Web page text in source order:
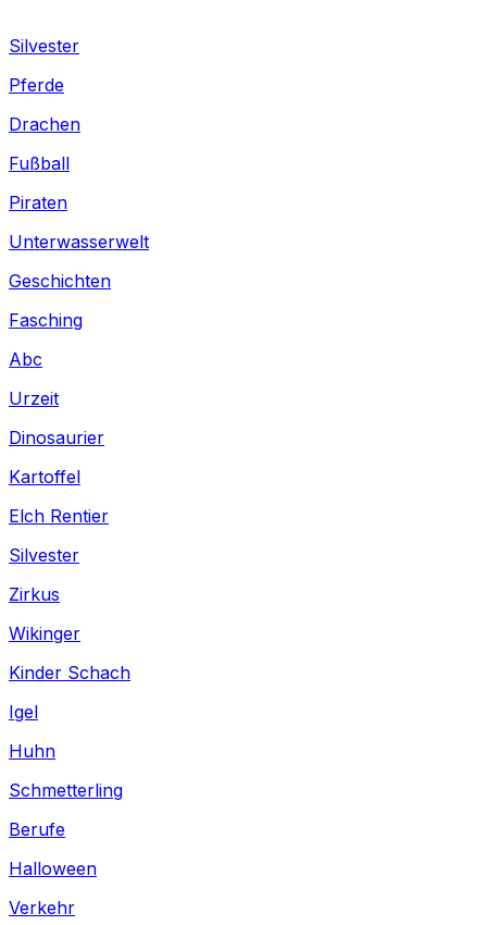
Silvester
Pferde
Drachen
Fußball
Piraten
Unterwasserwelt
Geschichten
Fasching
Abc
Urzeit
Dinosaurier
Kartoffel
Elch Rentier
Silvester
Zirkus
Wikinger
Kinder Schach
Igel
Huhn
Schmetterling
Berufe
Halloween
Verkehr